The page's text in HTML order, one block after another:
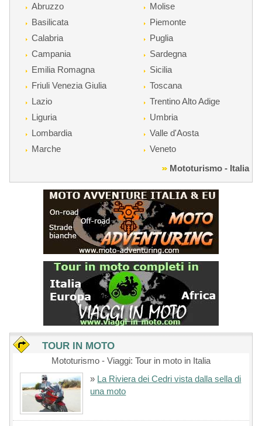
Abruzzo
Basilicata
Calabria
Campania
Emilia Romagna
Friuli Venezia Giulia
Lazio
Liguria
Lombardia
Marche
Molise
Piemonte
Puglia
Sardegna
Sicilia
Toscana
Trentino Alto Adige
Umbria
Valle d'Aosta
Veneto
Mototurismo - Italia
TOUR IN MOTO
Mototurismo - Viaggi: Tour in moto in Italia
» La Riviera dei Cedri vista dalla sella di
una moto